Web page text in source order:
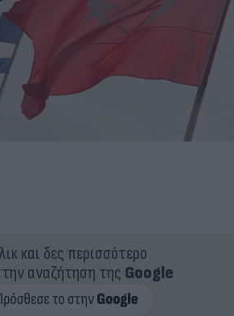
και δες περισσότερο
αναζήτηση της Google